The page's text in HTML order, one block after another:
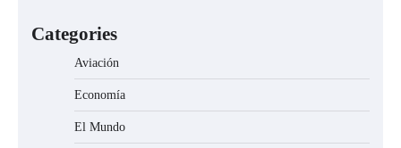
Categories
Aviación
Economía
El Mundo